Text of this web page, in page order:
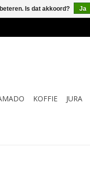
KOFFIE JURA
Is dat akkoord? Ja